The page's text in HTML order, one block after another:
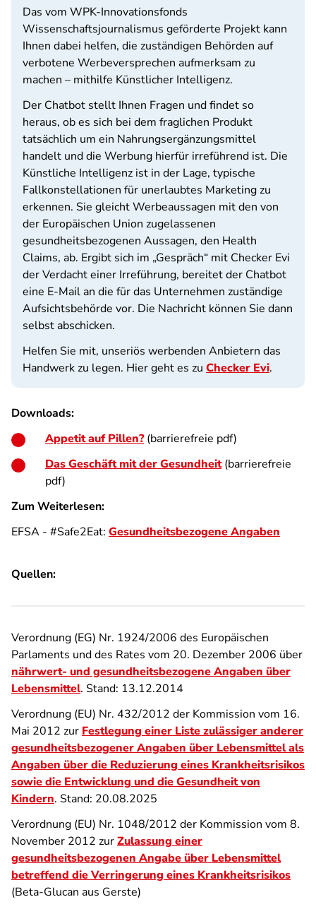
Das vom WPK-Innovationsfonds
Wissenschaftsjournalismus geförderte Projekt kann
Ihnen dabei helfen, die zuständigen Behörden auf
verbotene Werbeversprechen aufmerksam zu
machen – mithilfe Künstlicher Intelligenz.
Der Chatbot stellt Ihnen Fragen und findet so
heraus, ob es sich bei dem fraglichen Produkt
tatsächlich um ein Nahrungsergänzungsmittel
handelt und die Werbung hierfür irreführend ist. Die
Künstliche Intelligenz ist in der Lage, typische
Fallkonstellationen für unerlaubtes Marketing zu
erkennen. Sie gleicht Werbeaussagen mit den von
der Europäischen Union zugelassenen
gesundheitsbezogenen Aussagen, den Health
Claims, ab. Ergibt sich im „Gespräch“ mit Checker Evi
der Verdacht einer Irreführung, bereitet der Chatbot
eine E-Mail an die für das Unternehmen zuständige
Aufsichtsbehörde vor. Die Nachricht können Sie dann
selbst abschicken.
Helfen Sie mit, unseriös werbenden Anbietern das
Handwerk zu legen. Hier geht es zu Checker Evi.
Downloads:
Appetit auf Pillen?(barrierefreie pdf)
Das Geschäft mit der Gesundheit(barrierefreie
pdf)
Zum Weiterlesen:
EFSA - #Safe2Eat: Gesundheitsbezogene Angaben
Quellen:
Verordnung (EG) Nr. 1924/2006 des Europäischen
Parlaments und des Rates vom 20. Dezember 2006 über
nährwert- und gesundheitsbezogene Angaben über
Lebensmittel. Stand: 13.12.2014
Verordnung (EU) Nr. 432/2012 der Kommission vom 16.
Mai 2012 zur Festlegung einer Liste zulässiger anderer
gesundheitsbezogener Angaben über Lebensmittel als
Angaben über die Reduzierung eines Krankheitsrisikos
sowie die Entwicklung und die Gesundheit von
Kindern. Stand: 20.08.2025
Verordnung (EU) Nr. 1048/2012 der Kommission vom 8.
November 2012 zurZulassung einer
gesundheitsbezogenen Angabe über Lebensmittel
betreffend die Verringerung eines Krankheitsrisikos
(Beta-Glucan aus Gerste)